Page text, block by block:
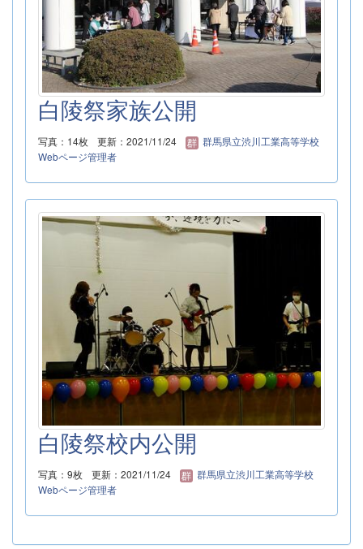
白陵祭家族公開
写真：14枚 更新：2021/11/24
群馬県立渋川工業高等学校
Webページ管理者
白陵祭校内公開
写真：9枚 更新：2021/11/24
群馬県立渋川工業高等学校
Webページ管理者